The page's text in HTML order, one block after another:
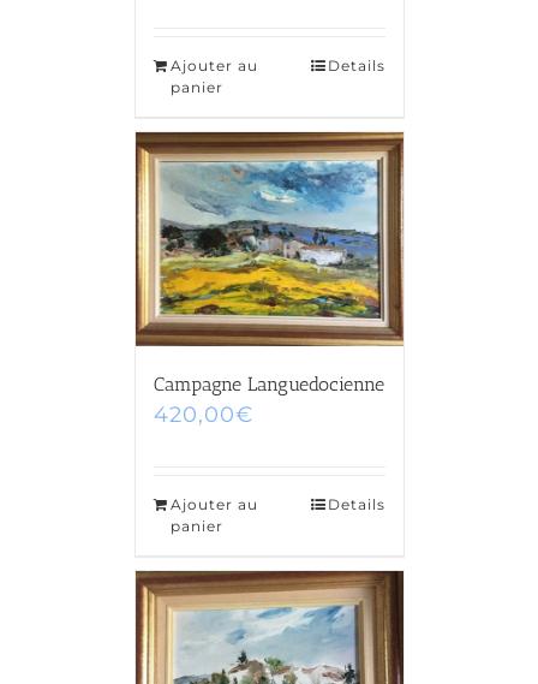
Ajouter au
panier
Details
Campagne Languedocienne
420,00€
Ajouter au
panier
Details